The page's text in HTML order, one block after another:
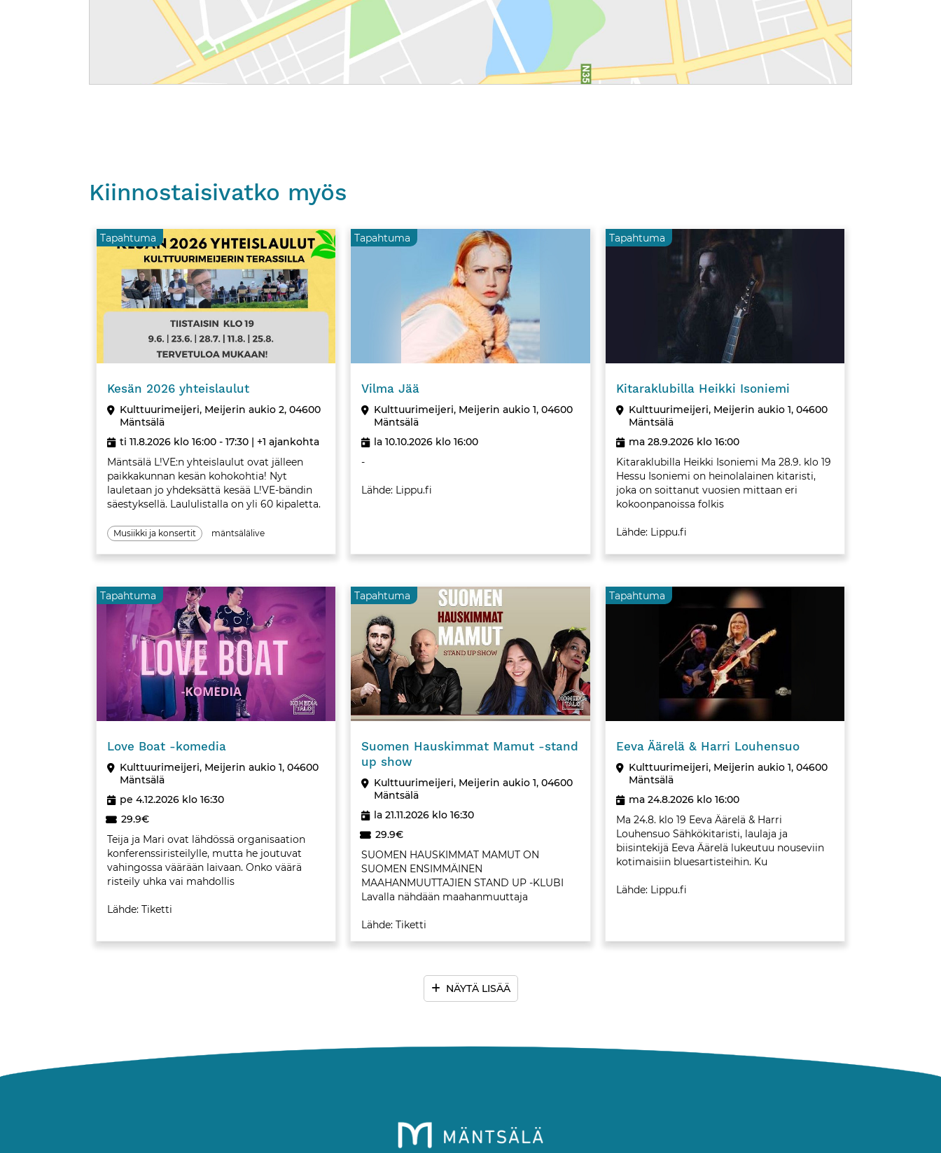
Kiinnostaisivatko myös
Tapahtuma
Kesän 2026 yhteislaulut
Kulttuurimeijeri, Meijerin aukio 2, 04600
Mäntsälä
ti 11.8.2026 klo 16:00 - 17:30 | +1 ajankohta
Mäntsälä L!VE:n yhteislaulut ovat jälleen
paikkakunnan kesän kohokohtia! Nyt
lauletaan jo yhdeksättä kesää L!VE-bändin
säestyksellä. Laululistalla on yli 60 kipaletta.
Musiikki ja konsertit mäntsälälive
Tapahtuma
Vilma Jää
Kulttuurimeijeri, Meijerin aukio 1, 04600
Mäntsälä
la 10.10.2026 klo 16:00
-
Lähde: Lippu.fi
Tapahtuma
Kitaraklubilla Heikki Isoniemi
Kulttuurimeijeri, Meijerin aukio 1, 04600
Mäntsälä
ma 28.9.2026 klo 16:00
Kitaraklubilla Heikki Isoniemi Ma 28.9. klo 19
Hessu Isoniemi on heinolalainen kitaristi,
joka on soittanut vuosien mittaan eri
kokoonpanoissa folkis
Lähde: Lippu.fi
Tapahtuma
Love Boat -komedia
Kulttuurimeijeri, Meijerin aukio 1, 04600
Mäntsälä
pe 4.12.2026 klo 16:30
29.9€
Teija ja Mari ovat lähdössä organisaation
konferenssiristeilylle, mutta he joutuvat
vahingossa väärään laivaan. Onko väärä
risteily uhka vai mahdollis
Lähde: Tiketti
Tapahtuma
Suomen Hauskimmat Mamut -stand
up show
Kulttuurimeijeri, Meijerin aukio 1, 04600
Mäntsälä
la 21.11.2026 klo 16:30
29.9€
SUOMEN HAUSKIMMAT MAMUT ON
SUOMEN ENSIMMÄINEN
MAAHANMUUTTAJIEN STAND UP -KLUBI
Lavalla nähdään maahanmuuttaja
Lähde: Tiketti
Tapahtuma
Eeva Äärelä & Harri Louhensuo
Kulttuurimeijeri, Meijerin aukio 1, 04600
Mäntsälä
ma 24.8.2026 klo 16:00
Ma 24.8. klo 19 Eeva Äärelä & Harri
Louhensuo Sähkökitaristi, laulaja ja
biisintekijä Eeva Äärelä lukeutuu nouseviin
kotimaisiin bluesartisteihin. Ku
Lähde: Lippu.fi
NÄYTÄ LISÄÄ